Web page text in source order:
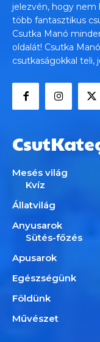
jelezvén, hogy nem
több fantasztikus
Csutka Manó
oldalát! Csutka
csutkaságokkal teli,
Mesés világ
Kvíz
Állatvilág
Anyusarok
Sütés-főzés
Apusarok
Egészségünk
Földünk
Művészet